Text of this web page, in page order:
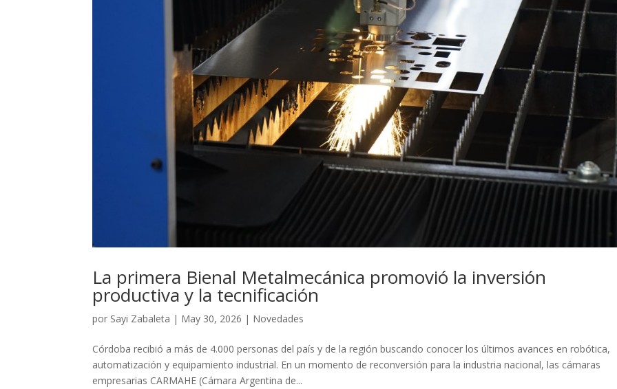
La primera Bienal Metalmecánica promovió la inversión
productiva y la tecnificación
por Sayi Zabaleta | May 30, 2026 | Novedades
Córdoba recibió a más de 4.000 personas del país y de la región buscando conocer los últimos avances en robótica,
automatización y equipamiento industrial. En un momento de reconversión para la industria nacional, las cámaras
empresarias CARMAHE (Cámara Argentina de...